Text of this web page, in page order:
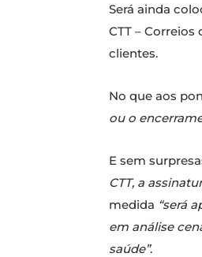
Será ainda
CTT –
clientes.
No que aos
ou o
E sem
CTT, a
medida “será
em análise
saúde”.